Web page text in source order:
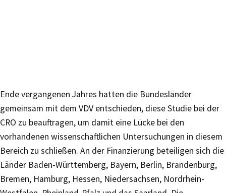
Ende vergangenen Jahres hatten die Bundesländer
gemeinsam mit dem VDV entschieden, diese Studie bei der
CRO zu beauftragen, um damit eine Lücke bei den
vorhandenen wissenschaftlichen Untersuchungen in diesem
Bereich zu schließen. An der Finanzierung beteiligen sich die
Länder Baden-Württemberg, Bayern, Berlin, Brandenburg,
Bremen, Hamburg, Hessen, Niedersachsen, Nordrhein-